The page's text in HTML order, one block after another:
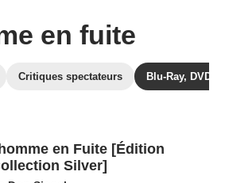
en fuite
Critiques spectateurs Blu-Ray, DVD
en Fuite [Édition
Silver]